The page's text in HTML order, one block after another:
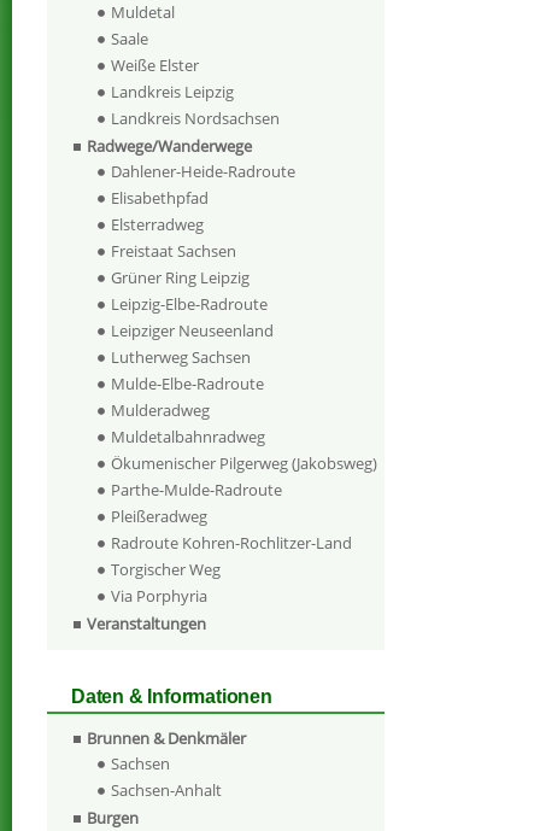
Muldetal
Saale
Weiße Elster
Landkreis Leipzig
Landkreis Nordsachsen
Radwege/Wanderwege
Dahlener-Heide-Radroute
Elisabethpfad
Elsterradweg
Freistaat Sachsen
Grüner Ring Leipzig
Leipzig-Elbe-Radroute
Leipziger Neuseenland
Lutherweg Sachsen
Mulde-Elbe-Radroute
Mulderadweg
Muldetalbahnradweg
Ökumenischer Pilgerweg (Jakobsweg)
Parthe-Mulde-Radroute
Pleißeradweg
Radroute Kohren-Rochlitzer-Land
Torgischer Weg
Via Porphyria
Veranstaltungen
Daten & Informationen
Brunnen & Denkmäler
Sachsen
Sachsen-Anhalt
Burgen